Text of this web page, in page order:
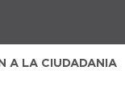
A LA CIUDADANIA